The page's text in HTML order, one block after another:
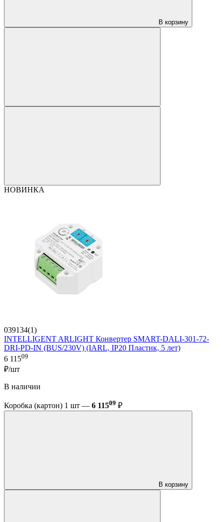
В корзину
НОВИНКА
039134(1)
INTELLIGENT ARLIGHT Конвертер SMART-DALI-301-72-
DRI-PD-IN (BUS/230V) (IARL, IP20 Пластик, 5 лет)
6 11509
₽/шт
В наличии
Коробка (картон) 1 шт — 6 11509 ₽
В корзину